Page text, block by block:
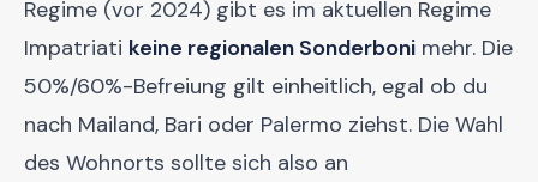
Regime (vor 2024) gibt es im aktuellen Regime
Impatriati keine regionalen Sonderboni mehr. Die
50%/60%-Befreiung gilt einheitlich, egal ob du
nach Mailand, Bari oder Palermo ziehst. Die Wahl
des Wohnorts sollte sich also an